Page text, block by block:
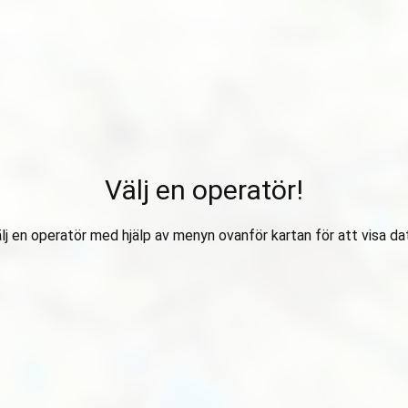
Välj en operatör!
en operatör med hjälp av menyn ovanför kartan för att visa